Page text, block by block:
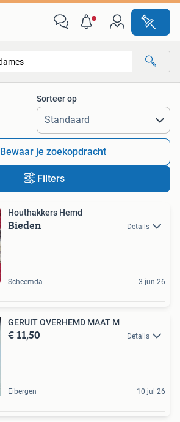
Alle afstanden…
Sorteer op
Bewaar je zoekopdracht
Filters
Houthakkers Hemd
Bieden Details
Scheemda 3 jun 26
GERUIT OVERHEMD MAAT M
€ 11,50 Details
Eibergen 10 jul 26